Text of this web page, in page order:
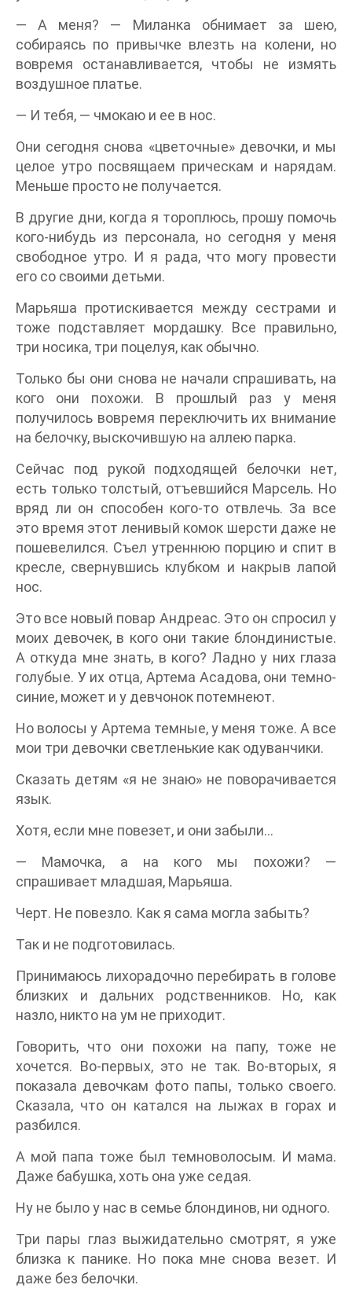
— А меня? — Миланка обнимает за шею,
собираясь по привычке влезть на колени, но
вовремя останавливается, чтобы не измять
воздушное платье.
— И тебя, — чмокаю и ее в нос.
Они сегодня снова «цветочные» девочки, и мы
целое утро посвящаем прическам и нарядам.
Меньше просто не получается.
В другие дни, когда я тороплюсь, прошу помочь
кого-нибудь из персонала, но сегодня у меня
свободное утро. И я рада, что могу провести
его со своими детьми.
Марьяша протискивается между сестрами и
тоже подставляет мордашку. Все правильно,
три носика, три поцелуя, как обычно.
Только бы они снова не начали спрашивать, на
кого они похожи. В прошлый раз у меня
получилось вовремя переключить их внимание
на белочку, выскочившую на аллею парка.
Сейчас под рукой подходящей белочки нет,
есть только толстый, отъевшийся Марсель. Но
вряд ли он способен кого-то отвлечь. За все
это время этот ленивый комок шерсти даже не
пошевелился. Съел утреннюю порцию и спит в
кресле, свернувшись клубком и накрыв лапой
нос.
Это все новый повар Андреас. Это он спросил у
моих девочек, в кого они такие блондинистые.
А откуда мне знать, в кого? Ладно у них глаза
голубые. У их отца, Артема Асадова, они темно-
синие, может и у девчонок потемнеют.
Но волосы у Артема темные, у меня тоже. А все
мои три девочки светленькие как одуванчики.
Сказать детям «я не знаю» не поворачивается
язык.
Хотя, если мне повезет, и они забыли…
— Мамочка, а на кого мы похожи? —
спрашивает младшая, Марьяша.
Черт. Не повезло. Как я сама могла забыть?
Так и не подготовилась.
Принимаюсь лихорадочно перебирать в голове
близких и дальних родственников. Но, как
назло, никто на ум не приходит.
Говорить, что они похожи на папу, тоже не
хочется. Во-первых, это не так. Во-вторых, я
показала девочкам фото папы, только своего.
Сказала, что он катался на лыжах в горах и
разбился.
А мой папа тоже был темноволосым. И мама.
Даже бабушка, хоть она уже седая.
Ну не было у нас в семье блондинов, ни одного.
Три пары глаз выжидательно смотрят, я уже
близка к панике. Но пока мне снова везет. И
даже без белочки.